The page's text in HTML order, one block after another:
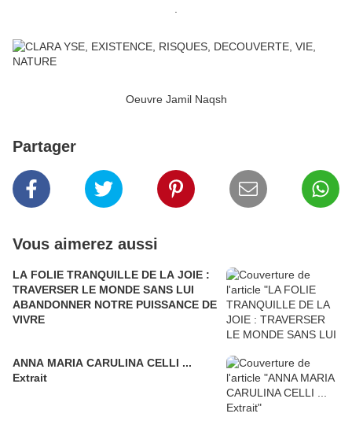
Oeuvre Jamil Naqsh
Partager
Vous aimerez aussi
LA FOLIE TRANQUILLE DE LA JOIE :
TRAVERSER LE MONDE SANS LUI
ABANDONNER NOTRE PUISSANCE DE
VIVRE
ANNA MARIA CARULINA CELLI ...
Extrait